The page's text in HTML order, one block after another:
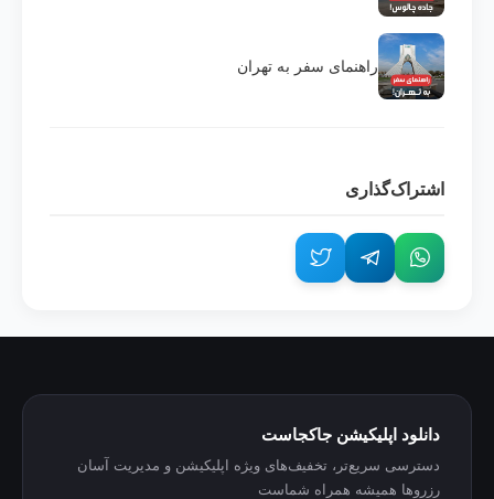
راهنمای سفر به تهران
اشتراک‌گذاری
دانلود اپلیکیشن جاکجاست
دسترسی سریع‌تر، تخفیف‌های ویژه اپلیکیشن و مدیریت آسان
رزروها همیشه همراه شماست